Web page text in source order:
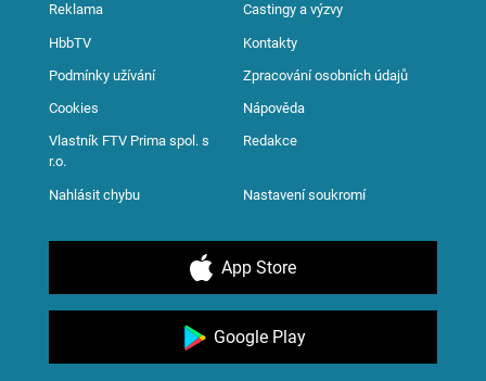
Reklama Castingy a výzvy
HbbTV Kontakty
Podmínky užívání Zpracování osobních údajů
Cookies Nápověda
Vlastník FTV Prima spol. s
r.o.
Redakce
Nahlásit chybu Nastavení soukromí
App Store
Google Play